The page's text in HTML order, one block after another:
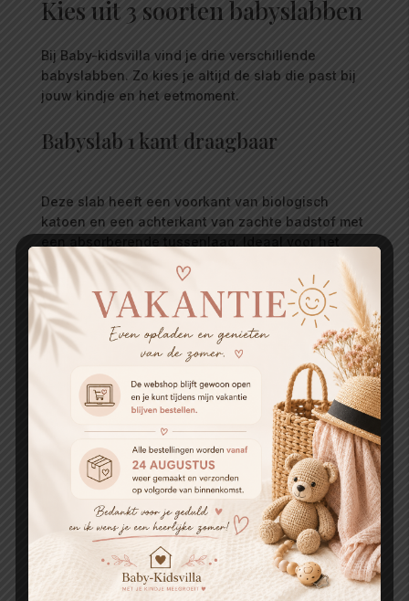
Kies uit 3 soorten babyslabben
Bij Baby-kidsvilla vind je drie verschillende
babyslabben. Zo kies je altijd de slab die past bij
jouw kindje en het eetmoment.
Babyslab 1 kant draagbaar
Deze slab heeft een voorkant van biologisch
katoen en een achterkant van zachte badstof met
opvangen van vocht tijdens drinken en de eerste
hapjes. Deze slab is comfortabel, neemt goed op
en is perfect voor dagelijks gebruik.
Handgemaakte waterproof
babyslab (katoen + aquaprotect)
Deze slimme slab gebruik je aan twee kanten. De
katoenen kant met print is geschikt voor vloeibare
hapjes en drinken. De neutrale aquaprotect
achterkant is waterafstotend en ideaal voor vaste
voeding. Zo wissel je eenvoudig per eetmoment,
zonder een nieuwe slab te pakken.